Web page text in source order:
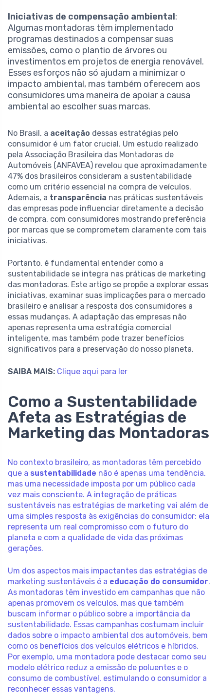
Iniciativas de compensação ambiental:
Algumas montadoras têm implementado
programas destinados a compensar suas
emissões, como o plantio de árvores ou
investimentos em projetos de energia renovável.
Esses esforços não só ajudam a minimizar o
impacto ambiental, mas também oferecem aos
consumidores uma maneira de apoiar a causa
ambiental ao escolher suas marcas.
No Brasil, a aceitação dessas estratégias pelo
consumidor é um fator crucial. Um estudo realizado
pela Associação Brasileira das Montadoras de
Automóveis (ANFAVEA) revelou que aproximadamente
47% dos brasileiros consideram a sustentabilidade
como um critério essencial na compra de veículos.
Ademais, a transparência nas práticas sustentáveis
das empresas pode influenciar diretamente a decisão
de compra, com consumidores mostrando preferência
por marcas que se comprometem claramente com tais
iniciativas.
Portanto, é fundamental entender como a
sustentabilidade se integra nas práticas de marketing
das montadoras. Este artigo se propõe a explorar essas
iniciativas, examinar suas implicações para o mercado
brasileiro e analisar a resposta dos consumidores a
essas mudanças. A adaptação das empresas não
apenas representa uma estratégia comercial
inteligente, mas também pode trazer benefícios
significativos para a preservação do nosso planeta.
SAIBA MAIS: Clique aqui para ler
Como a Sustentabilidade
Afeta as Estratégias de
Marketing das Montadoras
No contexto brasileiro, as montadoras têm percebido
que a sustentabilidade não é apenas uma tendência,
mas uma necessidade imposta por um público cada
vez mais consciente. A integração de práticas
sustentáveis nas estratégias de marketing vai além de
uma simples resposta às exigências do consumidor; ela
representa um real compromisso com o futuro do
planeta e com a qualidade de vida das próximas
gerações.
Um dos aspectos mais impactantes das estratégias de
marketing sustentáveis é a educação do consumidor.
As montadoras têm investido em campanhas que não
apenas promovem os veículos, mas que também
buscam informar o público sobre a importância da
sustentabilidade. Essas campanhas costumam incluir
dados sobre o impacto ambiental dos automóveis, bem
como os benefícios dos veículos elétricos e híbridos.
Por exemplo, uma montadora pode destacar como seu
modelo elétrico reduz a emissão de poluentes e o
consumo de combustível, estimulando o consumidor a
reconhecer essas vantagens.